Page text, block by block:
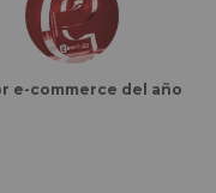
e-commerce del año